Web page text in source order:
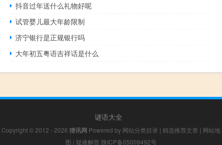
抖音过年送什么礼物好呢
试管婴儿最大年龄限制
济宁银行是正规银行吗
大年初五粤语吉祥话是什么
谜语大全
Copyright © 2012 - 2026 猜讯网 Powered by 网站分类目录 | 精选推荐文章 | 网站地
图 | 疑难解答 陕ICP备05009492号